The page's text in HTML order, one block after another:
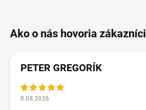
PETER GREGORÍK
8.08.2026